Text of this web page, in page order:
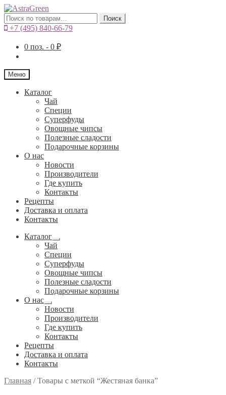
Искать: Поиск
+7 (495) 840-66-79
0 поз. - 0 ₽
Меню
Каталог
Чай
Специи
Cуперфуды
Овощные чипсы
Полезные сладости
Подарочные корзины
О нас
Новости
Производители
Где купить
Контакты
Рецепты
Доставка и оплата
Контакты
Каталог
Развернутое
вложенное
меню
Чай
Специи
Cуперфуды
Овощные чипсы
Полезные сладости
Подарочные корзины
О нас
Развернутое
вложенное
меню
Новости
Производители
Где купить
Контакты
Рецепты
Доставка и оплата
Контакты
Главная /Товары с меткой “Жестяная банка”